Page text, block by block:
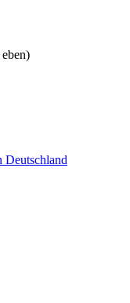
Deutschland